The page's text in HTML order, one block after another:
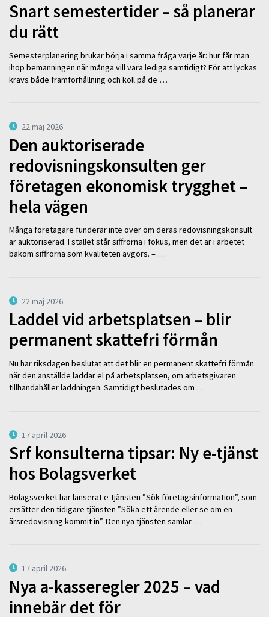
Snart semestertider – så planerar
du rätt
Semesterplanering brukar börja i samma fråga varje år: hur får man
ihop bemanningen när många vill vara lediga samtidigt? För att lyckas
krävs både framförhållning och koll på de …
22 maj 2026
Den auktoriserade
redovisningskonsulten ger
företagen ekonomisk trygghet –
hela vägen
Många företagare funderar inte över om deras redovisningskonsult
är auktoriserad. I stället står siffrorna i fokus, men det är i arbetet
bakom siffrorna som kvaliteten avgörs. – …
22 maj 2026
Laddel vid arbetsplatsen – blir
permanent skattefri förmån
Nu har riksdagen beslutat att det blir en permanent skattefri förmån
när den anställde laddar el på arbetsplatsen, om arbetsgivaren
tillhandahåller laddningen. Samtidigt beslutades om …
17 april 2026
Srf konsulterna tipsar: Ny e-tjänst
hos Bolagsverket
Bolagsverket har lanserat e-tjänsten ”Sök företagsinformation”, som
ersätter den tidigare tjänsten ”Söka ett ärende eller se om en
årsredovisning kommit in”. Den nya tjänsten samlar …
17 april 2026
Nya a-kasseregler 2025 – vad
innebär det för